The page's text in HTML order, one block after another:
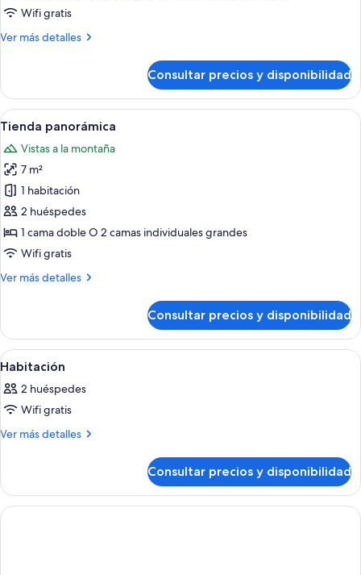
Wifi gratis
Ver más detalles
Más
superior
Consultar precios y disponibilidad
Abrir
todas
las
fotos
de
Tienda
panorámica
Ropa de cama de alta calidad,
36
Tienda panorámica
Vistas a la montaña
7 m²
1 habitación
2 huéspedes
1 cama doble O 2 camas individuales grandes
Wifi gratis
Ver más detalles
Más
panorámica
Consultar precios y disponibilidad
Abrir
todas
las
fotos
de
Ropa de cama de alta calidad,
7
Habitación
2 huéspedes
Wifi gratis
Ver más detalles
Más
Consultar precios y disponibilidad